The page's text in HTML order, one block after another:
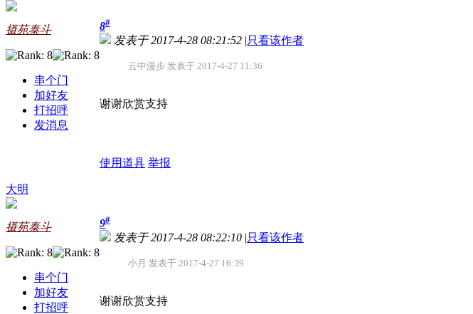
摄苑泰斗
串个门
加好友
打招呼
发消息
8#
发表于 2017-4-28 08:21:52 |只看该作者
云中漫步 发表于 2017-4-27 11:36
谢谢欣赏支持
使用道具 举报
大明
摄苑泰斗
串个门
加好友
打招呼
9#
发表于 2017-4-28 08:22:10 |只看该作者
小月 发表于 2017-4-27 16:39
谢谢欣赏支持